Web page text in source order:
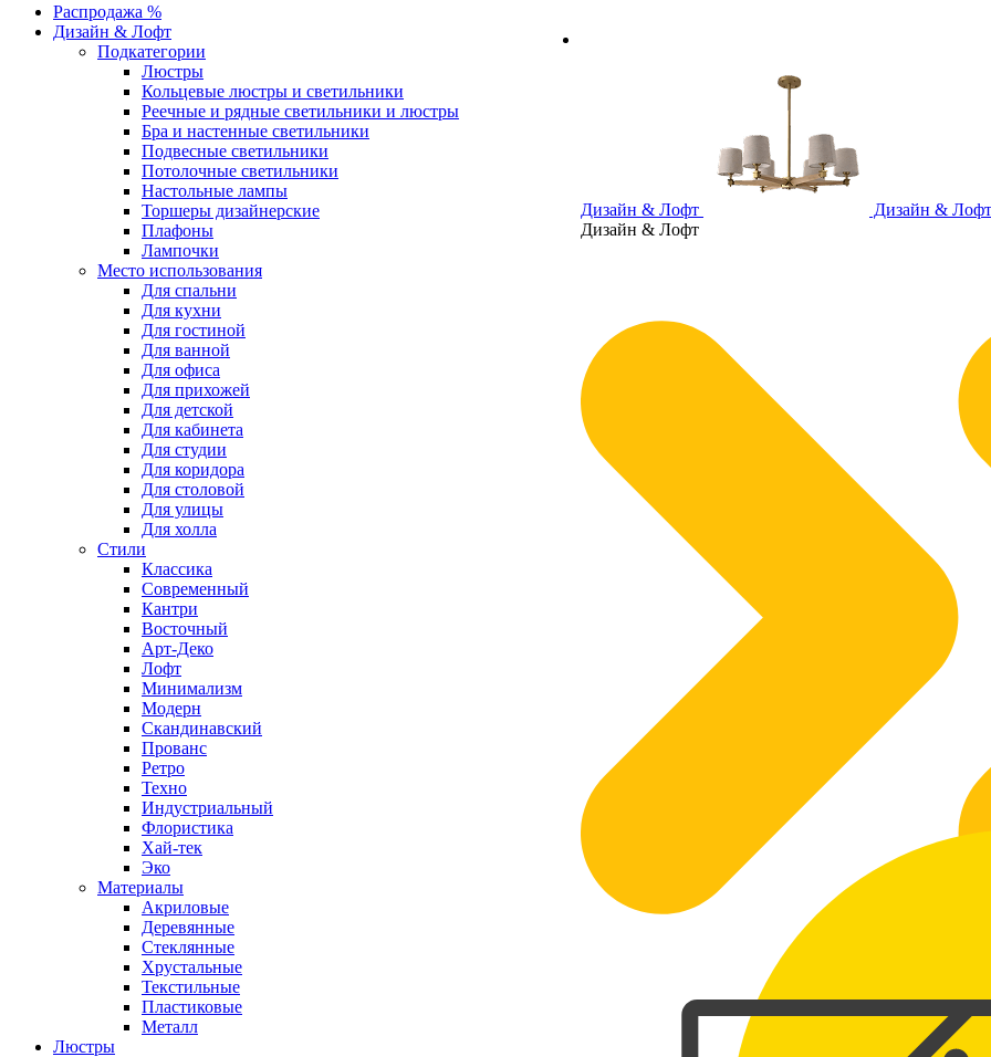
Дизайн & Лофт
Дизайн & Лофт
Дизайн & Лофт
Распродажа %
Дизайн & Лофт
Подкатегории
Люстры
Кольцевые люстры и светильники
Реечные и рядные светильники и люстры
Бра и настенные светильники
Подвесные светильники
Потолочные светильники
Настольные лампы
Торшеры дизайнерские
Плафоны
Лампочки
Место использования
Для спальни
Для кухни
Для гостиной
Для ванной
Для офиса
Для прихожей
Для детской
Для кабинета
Для студии
Для коридора
Для столовой
Для улицы
Для холла
Стили
Классика
Современный
Кантри
Восточный
Арт-Деко
Лофт
Минимализм
Модерн
Скандинавский
Прованс
Ретро
Техно
Индустриальный
Флористика
Хай-тек
Эко
Материалы
Акриловые
Деревянные
Стеклянные
Хрустальные
Текстильные
Пластиковые
Металл
Люстры